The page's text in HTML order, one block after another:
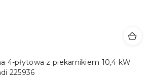
4-płytowa z piekarnikiem 10,4 kW
225936